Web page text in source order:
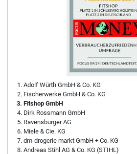
Adolf Würth GmbH & Co. KG
Fischerwerke GmbH & Co. KG
Fitshop GmbH
Dirk Rossmann GmbH
Ravensburger AG
Miele & Cie. KG
dm-drogerie markt GmbH + Co. KG
Andreas Stihl AG & Co. KG (STIHL)